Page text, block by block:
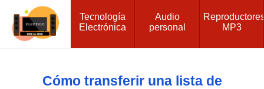
Tecnología
Electrónica
Audio
personal
MP3
Cómo transferir una lista de